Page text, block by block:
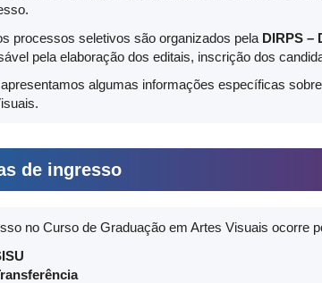
processos seletivos são organizados pela DIRPS –
pela elaboração dos editais, inscrição dos
algumas informações específicas
de ingresso
no Curso de Graduação em Artes Visuais ocorre